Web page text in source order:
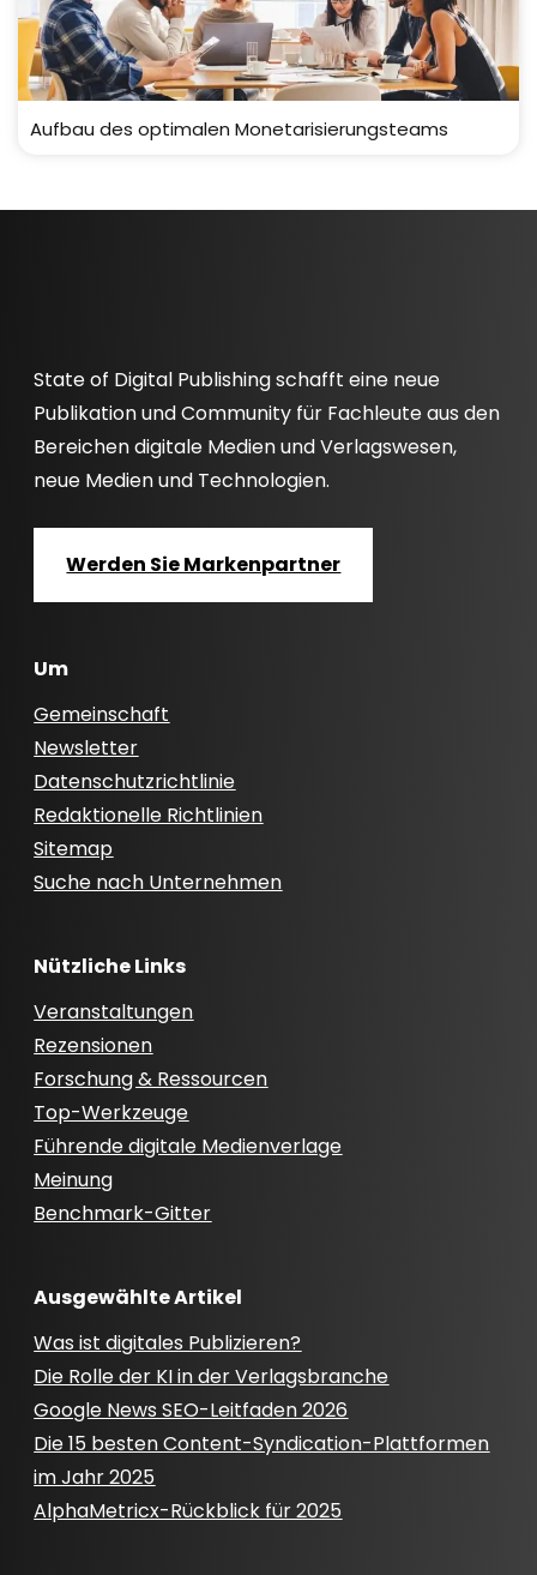
Aufbau des optimalen Monetarisierungsteams
State of Digital Publishing schafft eine neue
Publikation und Community für Fachleute aus den
Bereichen digitale Medien und Verlagswesen,
neue Medien und Technologien.
Werden Sie Markenpartner
Um
Gemeinschaft
Newsletter
Datenschutzrichtlinie
Redaktionelle Richtlinien
Sitemap
Suche nach Unternehmen
Nützliche Links
Veranstaltungen
Rezensionen
Forschung & Ressourcen
Top-Werkzeuge
Führende digitale Medienverlage
Meinung
Benchmark-Gitter
Ausgewählte Artikel
Was ist digitales Publizieren?
Die Rolle der KI in der Verlagsbranche
Google News SEO-Leitfaden 2026
Die 15 besten Content-Syndication-Plattformen
im Jahr 2025
AlphaMetricx-Rückblick für 2025